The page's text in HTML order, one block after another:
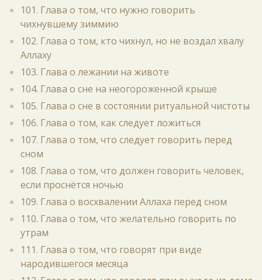
101. Глава о том, что нужно говорить
чихнувшему зиммию
102. Глава о том, кто чихнул, но не воздал хвалу
Аллаху
103. Глава о лежании на животе
104. Глава о сне на неогороженной крыше
105. Глава о сне в состоянии ритуальной чистоты
106. Глава о том, как следует ложиться
107. Глава о том, что следует говорить перед
сном
108. Глава о том, что должен говорить человек,
если проснётся ночью
109. Глава о восхвалении Аллаха перед сном
110. Глава о том, что желательно говорить по
утрам
111. Глава о том, что говорят при виде
народившегося месяца